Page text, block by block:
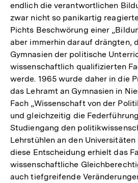
endlich die verantwortlichen
zwar nicht so panikartig
Pichts Beschwörung einer
aber immerhin darauf drängten,
Gymnasien der politische
wissenschaftlich qualifizierten
werde. 1965 wurde daher in die
das Lehramt an Gymnasien in
Fach „Wissenschaft von der
und gleichzeitig die
Studiengang den
Lehrstühlen an den
diese Entscheidung erhielt das
wissenschaftliche
auch tiefgreifende